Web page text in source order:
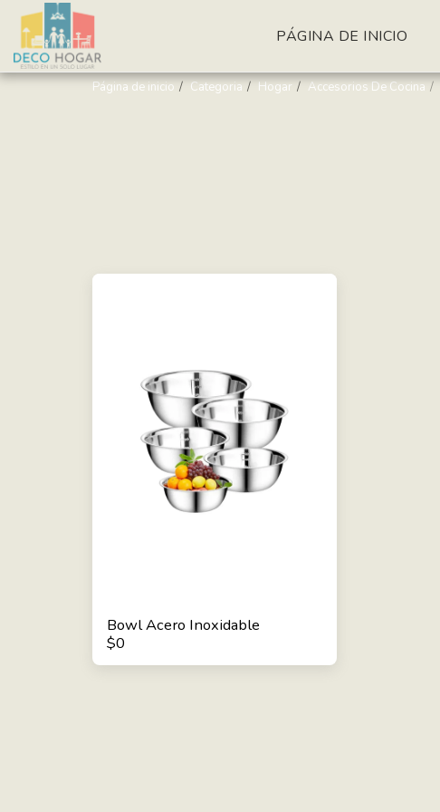
PÁGINA DE INICIO
Página de inicio Categoria Hogar Accesorios De Cocina
Bowl Acero Inoxidable
$0